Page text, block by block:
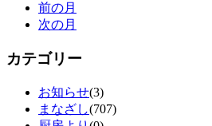
前の月
次の月
カテゴリー
お知らせ(3)
まなざし(707)